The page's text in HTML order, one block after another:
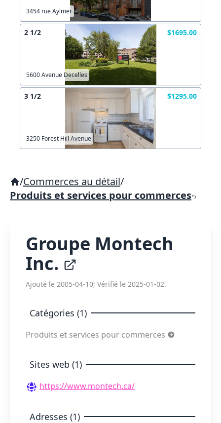
3454 rue Aylmer
2 1/2 $1695.00
5600 Avenue Decelles
3 1/2 $1295.00
3250 Forest Hill Avenue
/Commerces au détail/
Produits et services pour commerces
Groupe Montech
Inc.
Ajouté le 2005-04-10; Vérifié le 2025-01-02.
Catégories (1)
Produits et services pour commerces
Sites web (1)
https://www.montech.ca/
Adresses (1)